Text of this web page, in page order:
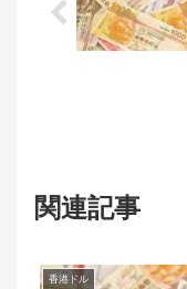
関連記事
香港ドル